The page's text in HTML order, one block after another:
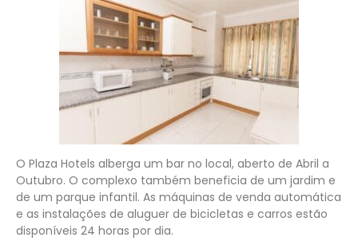
O Plaza Hotels alberga um bar no local, aberto de Abril a
Outubro. O complexo também beneficia de um jardim e
de um parque infantil. As máquinas de venda automática
e as instalações de aluguer de bicicletas e carros estão
disponíveis 24 horas por dia.